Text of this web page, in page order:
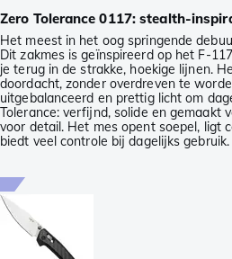
Zero Tolerance 0117: stealth-
Het meest in het oog springende
Dit zakmes is geïnspireerd op het F-
je terug in de strakke, hoekige lijnen.
doordacht, zonder overdreven te
uitgebalanceerd en prettig licht om
Tolerance: verfijnd, solide en gemaakt
voor detail. Het mes opent soepel, ligt
biedt veel controle bij dagelijks gebruik.